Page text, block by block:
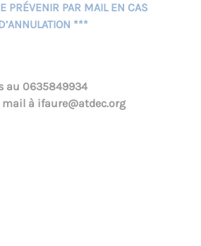
PRÉVENIR PAR MAIL EN CAS
***
au 0635849934
mail à ifaure@atdec.org